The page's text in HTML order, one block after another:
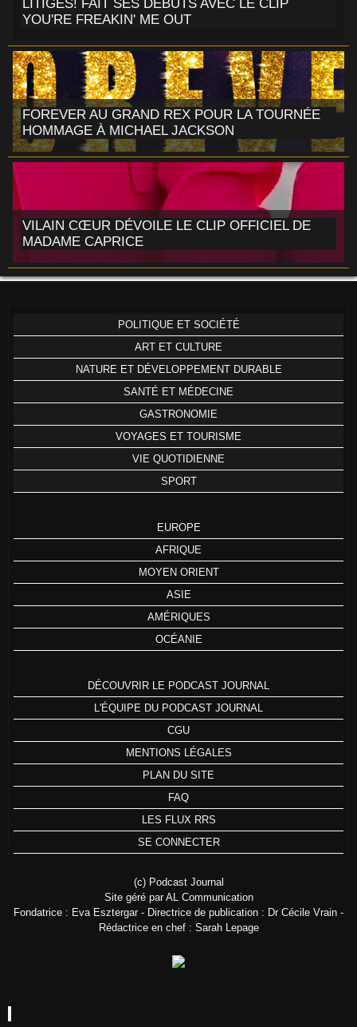
LITIGES! FAIT SES DÉBUTS AVEC LE CLIP
YOU'RE FREAKIN' ME OUT
FOREVER AU GRAND REX POUR LA TOURNÉE
HOMMAGE À MICHAEL JACKSON
VILAIN CŒUR DÉVOILE LE CLIP OFFICIEL DE
MADAME CAPRICE
POLITIQUE ET SOCIÉTÉ
ART ET CULTURE
NATURE ET DÉVELOPPEMENT DURABLE
SANTÉ ET MÉDECINE
GASTRONOMIE
VOYAGES ET TOURISME
VIE QUOTIDIENNE
SPORT
EUROPE
AFRIQUE
MOYEN ORIENT
ASIE
AMÉRIQUES
OCÉANIE
DÉCOUVRIR LE PODCAST JOURNAL
L'ÉQUIPE DU PODCAST JOURNAL
CGU
MENTIONS LÉGALES
PLAN DU SITE
FAQ
LES FLUX RRS
SE CONNECTER
(c) Podcast Journal
Site géré par AL Communication
Fondatrice : Eva Esztergar - Directrice de publication : Dr Cécile Vrain -
Rédactrice en chef : Sarah Lepage